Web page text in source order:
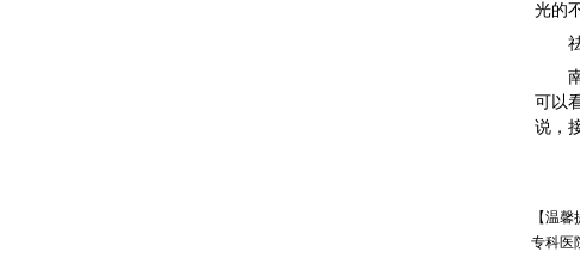
光的
祛
南
可以
说，
【温馨
专科医